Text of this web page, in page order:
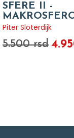
SFERE II -
Piter Sloterdijk
5.500 rsd